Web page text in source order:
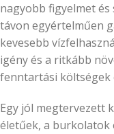
nagyobb figyelmet
távon egyértelműen
kevesebb
igény és a ritkább
fenntartási költségek
Egy jól megtervezett
életűek, a burkolatok